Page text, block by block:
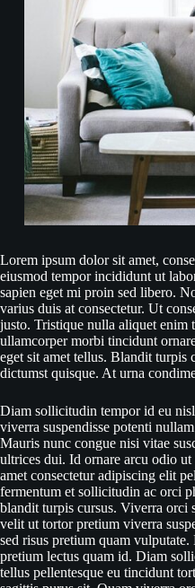
Lorem ipsum dolor sit amet,
eiusmod tempor incididunt ut
sapien eget mi proin sed libero.
varius duis at consectetur. Ut
justo. Tristique nulla aliquet enim
ullamcorper morbi tincidunt
eget sit amet tellus. Blandit turpis
dictumst quisque. At urna
Diam sollicitudin tempor id eu
viverra suspendisse potenti
Mauris nunc congue nisi vitae
ultrices dui. Id ornare arcu odio
amet consectetur adipiscing elit
fermentum et sollicitudin ac orci
blandit turpis cursus. Viverra orci
velit ut tortor pretium viverra
sed risus pretium quam
pretium lectus quam id. Diam
tellus pellentesque eu tincidunt